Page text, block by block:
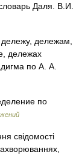
Даля. В.И.
дележам,
дележах
по А. А.
по
свідомості